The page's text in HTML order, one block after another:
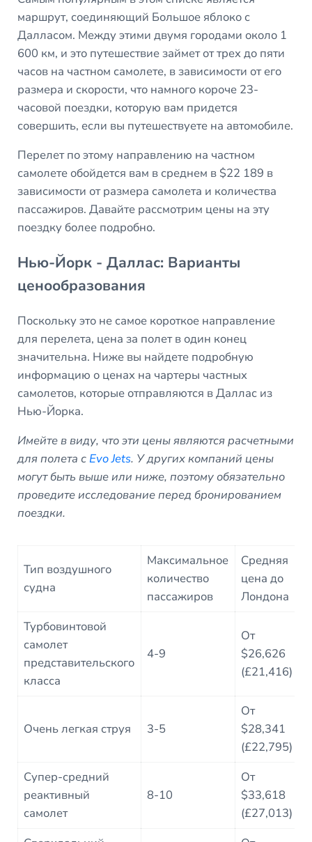
маршрут, соединяющий Большое яблоко с
Далласом. Между этими двумя городами около 1
600 км, и это путешествие займет от трех до пяти
часов на частном самолете, в зависимости от его
размера и скорости, что намного короче 23-
часовой поездки, которую вам придется
совершить, если вы путешествуете на автомобиле.
Перелет по этому направлению на частном
самолете обойдется вам в среднем в $22 189 в
зависимости от размера самолета и количества
пассажиров. Давайте рассмотрим цены на эту
поездку более подробно.
Нью-Йорк - Даллас: Варианты
ценообразования
Поскольку это не самое короткое направление
для перелета, цена за полет в один конец
значительна. Ниже вы найдете подробную
информацию о ценах на чартеры частных
самолетов, которые отправляются в Даллас из
Нью-Йорка.
Имейте в виду, что эти цены являются расчетными
для полета сEvo Jets. У других компаний цены
могут быть выше или ниже, поэтому обязательно
проведите исследование перед бронированием
поездки.
Тип воздушного
судна
Максимальное
количество
пассажиров
Средняя
цена до
Лондона
Турбовинтовой
самолет
представительского
класса
4-9
От
$26,626
(£21,416)
Очень легкая струя 3-5
От
$28,341
(£22,795)
Супер-средний
реактивный
самолет
8-10
От
$33,618
(£27,013)